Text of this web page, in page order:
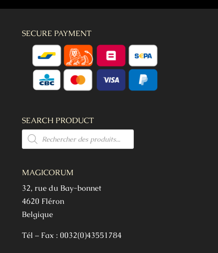
SECURE PAYMENT
SEARCH PRODUCT
Products
search
MAGICORUM
32, rue du Bay-bonnet
4620 Fléron
Belgique
Tél – Fax : 0032(0)43551784